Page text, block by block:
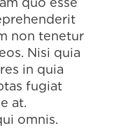
non tenetur
Nisi quia
in quia
fugiat
at.
omnis.